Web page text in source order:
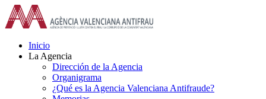
Saltar
al
contenido
Inicio
La Agencia
Dirección de la Agencia
Organigrama
¿Qué es la Agencia Valenciana Antifraude?